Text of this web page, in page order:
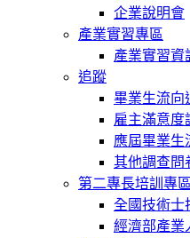
企業說明會
產業實習專區
產業實習資
追蹤
畢業生流向
雇主滿意度
應屆畢業生
其他調查問
第二專長培訓專區
全國技術士
經濟部產業